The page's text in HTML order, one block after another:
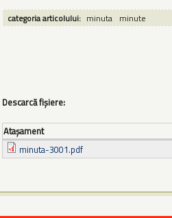
categoria articolului: minuta minute
Descarcă fișiere:
Ataşament
minuta-3001.pdf